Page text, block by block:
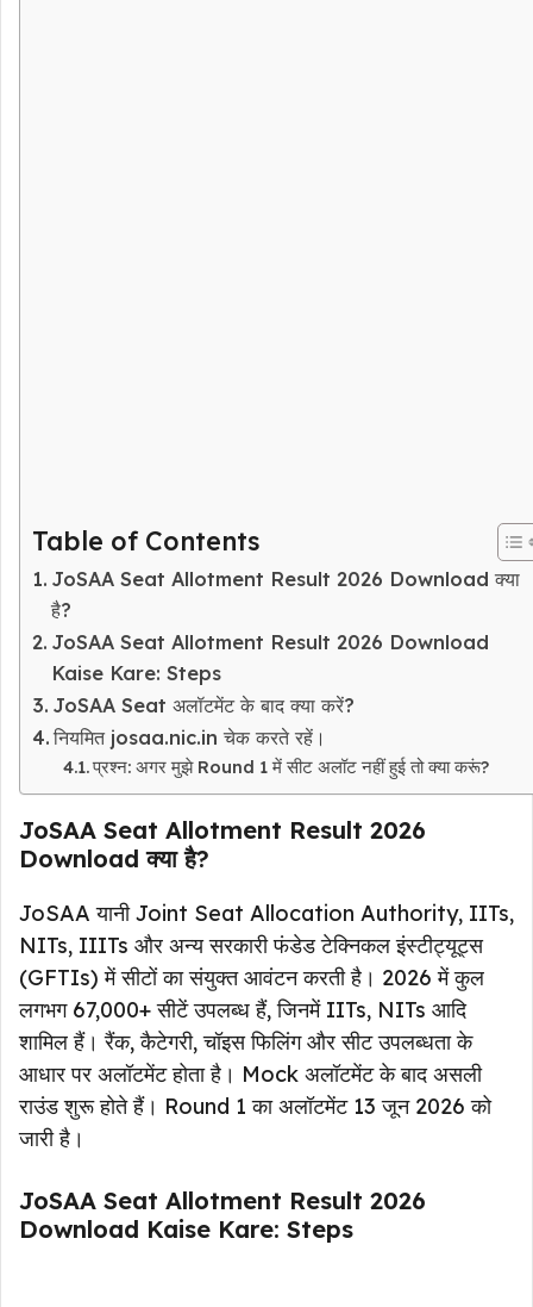
Table of Contents
JoSAA Seat Allotment Result 2026 Download क्या
है?
JoSAA Seat Allotment Result 2026 Download
Kaise Kare: Steps
JoSAA Seat अलॉटमेंट के बाद क्या करें?
नियमित josaa.nic.in चेक करते रहें।
प्रश्न: अगर मुझे Round 1 में सीट अलॉट नहीं हुई तो क्या करूं?
JoSAA Seat Allotment Result 2026
Download क्या है?
JoSAA यानी Joint Seat Allocation Authority, IITs,
NITs, IIITs और अन्य सरकारी फंडेड टेक्निकल इंस्टीट्यूट्स
(GFTIs) में सीटों का संयुक्त आवंटन करती है। 2026 में कुल
लगभग 67,000+ सीटें उपलब्ध हैं, जिनमें IITs, NITs आदि
शामिल हैं। रैंक, कैटेगरी, चॉइस फिलिंग और सीट उपलब्धता के
आधार पर अलॉटमेंट होता है। Mock अलॉटमेंट के बाद असली
राउंड शुरू होते हैं। Round 1 का अलॉटमेंट 13 जून 2026 को
जारी है।
JoSAA Seat Allotment Result 2026
Download Kaise Kare: Steps